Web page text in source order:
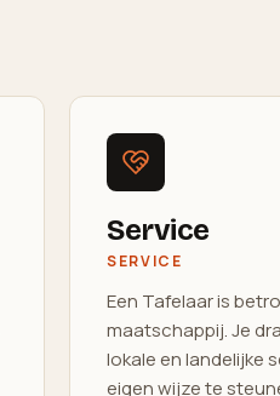
Service
SERVICE
Een Tafelaar is
maatschappij. Je
lokale en landelijke
eigen wijze te